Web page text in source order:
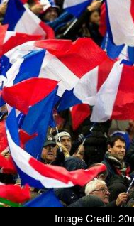
Image Credit: